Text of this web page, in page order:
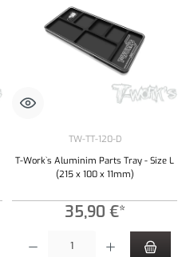
TW-TT-120-D
T-Work`s Aluminim Parts Tray - Size L
(215 x 100 x 11mm)
35,90 €*